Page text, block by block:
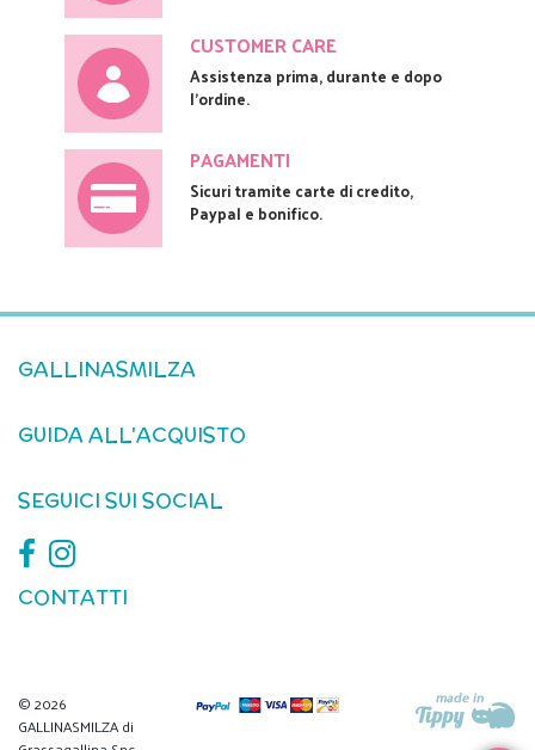
CUSTOMER CARE
Assistenza prima, durante e dopo
l'ordine.
PAGAMENTI
Sicuri tramite carte di credito,
Paypal e bonifico.
GALLINASMILZA
GUIDA ALL'ACQUISTO
SEGUICI SUI SOCIAL
CONTATTI
© 2026
GALLINASMILZA di